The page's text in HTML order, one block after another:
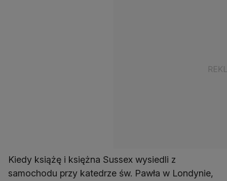
Kiedy książę i księżna Sussex wysiedli z
samochodu przy katedrze św. Pawła w Londynie,